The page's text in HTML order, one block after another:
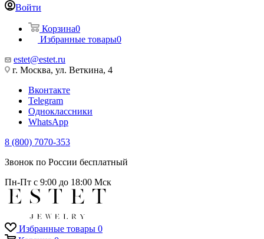
Войти
Корзина0
Избранные товары0
estet@estet.ru
г. Москва, ул. Веткина, 4
Вконтакте
Telegram
Одноклассники
WhatsApp
8 (800) 7070-353
Звонок по России бесплатный
Пн-Пт с 9:00 до 18:00 Мск
Избранные товары 0